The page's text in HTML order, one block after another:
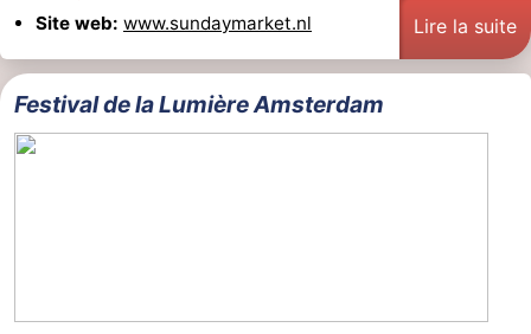
Site web: www.sundaymarket.nl Lire la suite
Festival de la Lumière Amsterdam